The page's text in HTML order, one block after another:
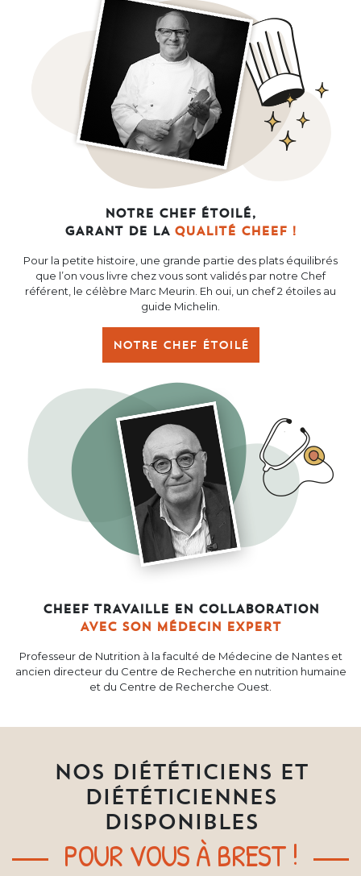
NOTRE CHEF ÉTOILÉ,
GARANT DE LA QUALITÉ CHEEF !
Pour la petite histoire, une grande partie des plats équilibrés
que l’on vous livre chez vous sont validés par notre Chef
référent, le célèbre Marc Meurin. Eh oui, un chef 2 étoiles au
guide Michelin.
Notre chef étoilé
CHEEF TRAVAILLE EN COLLABORATION
AVEC SON MÉDECIN EXPERT
Professeur de Nutrition à la faculté de Médecine de Nantes et
ancien directeur du Centre de Recherche en nutrition humaine
et du Centre de Recherche Ouest.
NOS DIÉTÉTICIENS ET
DIÉTÉTICIENNES
DISPONIBLES
POUR VOUS À BREST !